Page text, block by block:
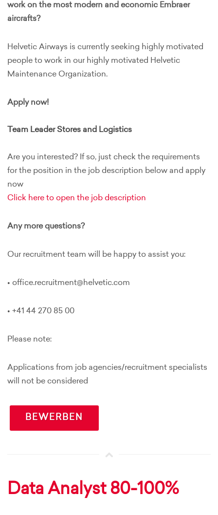
work on the most modern and economic Embraer
aircrafts?
Helvetic Airways is currently seeking highly motivated
people to work in our highly motivated Helvetic
Maintenance Organization.
Apply now!
Team Leader Stores and Logistics
Are you interested? If so, just check the requirements
for the position in the job description below and apply
now
Click here to open the job description
Any more questions?
Our recruitment team will be happy to assist you:
• office.recruitment@helvetic.com
• +41 44 270 85 00
Please note:
Applications from job agencies/recruitment specialists
will not be considered
BEWERBEN
Data Analyst 80-100%